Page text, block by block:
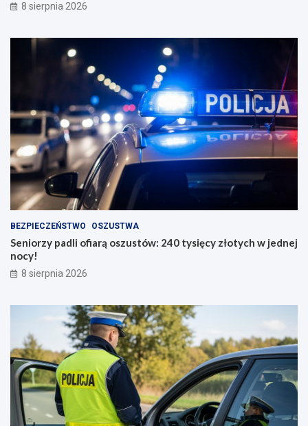
8 sierpnia 2026
BEZPIECZEŃSTWO OSZUSTWA
Seniorzy padli ofiarą oszustów: 240 tysięcy złotych w jednej
nocy!
8 sierpnia 2026